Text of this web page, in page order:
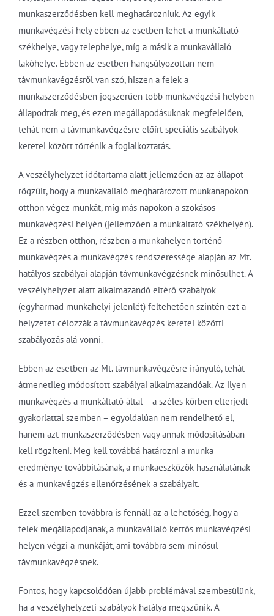
munkaszerződésben kell meghatározniuk. Az egyik
munkavégzési hely ebben az esetben lehet a munkáltató
székhelye, vagy telephelye, míg a másik a munkavállaló
lakóhelye. Ebben az esetben hangsúlyozottan nem
távmunkavégzésről van szó, hiszen a felek a
munkaszerződésben jogszerűen több munkavégzési helyben
állapodtak meg, és ezen megállapodásuknak megfelelően,
tehát nem a távmunkavégzésre előírt speciális szabályok
keretei között történik a foglalkoztatás.
A veszélyhelyzet időtartama alatt jellemzően az az állapot
rögzült, hogy a munkavállaló meghatározott munkanapokon
otthon végez munkát, míg más napokon a szokásos
munkavégzési helyén (jellemzően a munkáltató székhelyén).
Ez a részben otthon, részben a munkahelyen történő
munkavégzés a munkavégzés rendszeressége alapján az Mt.
hatályos szabályai alapján távmunkavégzésnek minősülhet. A
veszélyhelyzet alatt alkalmazandó eltérő szabályok
(egyharmad munkahelyi jelenlét) feltehetően szintén ezt a
helyzetet célozzák a távmunkavégzés keretei közötti
szabályozás alá vonni.
Ebben az esetben az Mt. távmunkavégzésre irányuló, tehát
átmenetileg módosított szabályai alkalmazandóak. Az ilyen
munkavégzés a munkáltató által – a széles körben elterjedt
gyakorlattal szemben – egyoldalúan nem rendelhető el,
hanem azt munkaszerződésben vagy annak módosításában
kell rögzíteni. Meg kell továbbá határozni a munka
eredménye továbbításának, a munkaeszközök használatának
és a munkavégzés ellenőrzésének a szabályait.
Ezzel szemben továbbra is fennáll az a lehetőség, hogy a
felek megállapodjanak, a munkavállaló kettős munkavégzési
helyen végzi a munkáját, ami továbbra sem minősül
távmunkavégzésnek.
Fontos, hogy kapcsolódóan újabb problémával szembesülünk,
ha a veszélyhelyzeti szabályok hatálya megszűnik. A